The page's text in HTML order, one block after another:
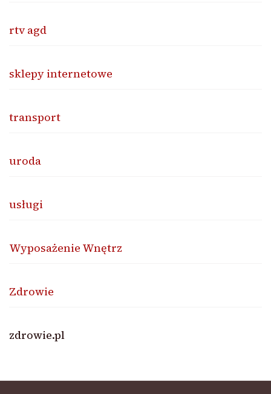
rtv agd
sklepy internetowe
transport
uroda
usługi
Wyposażenie Wnętrz
Zdrowie
zdrowie.pl